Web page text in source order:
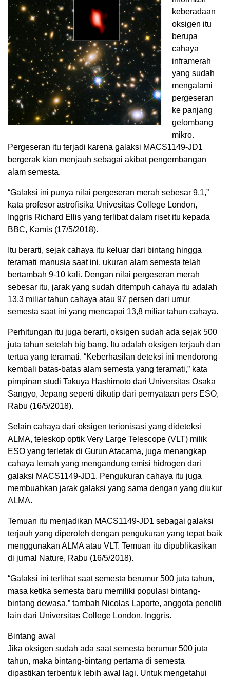
keberadaan
oksigen itu
berupa
cahaya
inframerah
yang sudah
mengalami
pergeseran
ke panjang
gelombang
mikro.
Pergeseran itu terjadi karena galaksi MACS1149-JD1
bergerak kian menjauh sebagai akibat pengembangan
alam semesta.
“Galaksi ini punya nilai pergeseran merah sebesar 9,1,”
kata profesor astrofisika Univesitas College London,
Inggris Richard Ellis yang terlibat dalam riset itu kepada
BBC, Kamis (17/5/2018).
Itu berarti, sejak cahaya itu keluar dari bintang hingga
teramati manusia saat ini, ukuran alam semesta telah
bertambah 9-10 kali. Dengan nilai pergeseran merah
sebesar itu, jarak yang sudah ditempuh cahaya itu adalah
13,3 miliar tahun cahaya atau 97 persen dari umur
semesta saat ini yang mencapai 13,8 miliar tahun cahaya.
Perhitungan itu juga berarti, oksigen sudah ada sejak 500
juta tahun setelah big bang. Itu adalah oksigen terjauh dan
tertua yang teramati. “Keberhasilan deteksi ini mendorong
kembali batas-batas alam semesta yang teramati,” kata
pimpinan studi Takuya Hashimoto dari Universitas Osaka
Sangyo, Jepang seperti dikutip dari pernyataan pers ESO,
Rabu (16/5/2018).
Selain cahaya dari oksigen terionisasi yang dideteksi
ALMA, teleskop optik Very Large Telescope (VLT) milik
ESO yang terletak di Gurun Atacama, juga menangkap
cahaya lemah yang mengandung emisi hidrogen dari
galaksi MACS1149-JD1. Pengukuran cahaya itu juga
membuahkan jarak galaksi yang sama dengan yang diukur
ALMA.
Temuan itu menjadikan MACS1149-JD1 sebagai galaksi
terjauh yang diperoleh dengan pengukuran yang tepat baik
menggunakan ALMA atau VLT. Temuan itu dipublikasikan
di jurnal Nature, Rabu (16/5/2018).
“Galaksi ini terlihat saat semesta berumur 500 juta tahun,
masa ketika semesta baru memiliki populasi bintang-
bintang dewasa,” tambah Nicolas Laporte, anggota peneliti
lain dari Universitas College London, Inggris.
Bintang awal
Jika oksigen sudah ada saat semesta berumur 500 juta
tahun, maka bintang-bintang pertama di semesta
dipastikan terbentuk lebih awal lagi. Untuk mengetahui